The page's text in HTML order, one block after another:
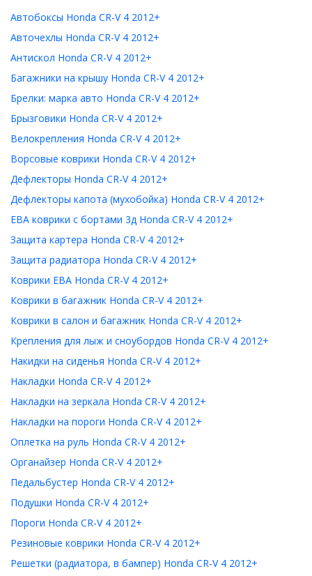
Автобоксы Honda CR-V 4 2012+
Авточехлы Honda CR-V 4 2012+
Антискол Honda CR-V 4 2012+
Багажники на крышу Honda CR-V 4 2012+
Брелки: марка авто Honda CR-V 4 2012+
Брызговики Honda CR-V 4 2012+
Велокрепления Honda CR-V 4 2012+
Ворсовые коврики Honda CR-V 4 2012+
Дефлекторы Honda CR-V 4 2012+
Дефлекторы капота (мухобойка) Honda CR-V 4 2012+
ЕВА коврики с бортами 3д Honda CR-V 4 2012+
Защита картера Honda CR-V 4 2012+
Защита радиатора Honda CR-V 4 2012+
Коврики ЕВА Honda CR-V 4 2012+
Коврики в багажник Honda CR-V 4 2012+
Коврики в салон и багажник Honda CR-V 4 2012+
Крепления для лыж и сноубордов Honda CR-V 4 2012+
Накидки на сиденья Honda CR-V 4 2012+
Накладки Honda CR-V 4 2012+
Накладки на зеркала Honda CR-V 4 2012+
Накладки на пороги Honda CR-V 4 2012+
Оплетка на руль Honda CR-V 4 2012+
Органайзер Honda CR-V 4 2012+
Педальбустер Honda CR-V 4 2012+
Подушки Honda CR-V 4 2012+
Пороги Honda CR-V 4 2012+
Резиновые коврики Honda CR-V 4 2012+
Решетки (радиатора, в бампер) Honda CR-V 4 2012+